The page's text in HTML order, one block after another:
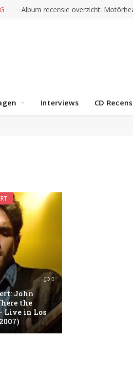
Album recensie overzicht:
Interviews CD
0
John
the
Live in Los